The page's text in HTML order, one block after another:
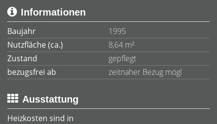
Informationen
Baujahr
1995
Nutzfläche (ca.)
8,64 m²
Zustand
gepflegt
bezugsfrei ab
zeitnaher Bezug mögl
Ausstattung
Heizkosten sind in